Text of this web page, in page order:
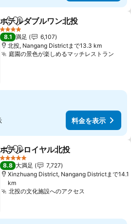
シェアお気に入りに追加
ホテルダブルワン北投
4 ホテルのランク
8.1 満足
6,107
北投, Nangang Districtまで13.3 km
庭園の景色が楽しめるマッチレストラン
料金を表示
シェアお気に入りに追加
ホテルロイヤル北投
5 ホテルのランク
8.8 大満足
7,727
Xinzhuang District, Nangang Districtまで14.1
km
北投の文化施設へのアクセス